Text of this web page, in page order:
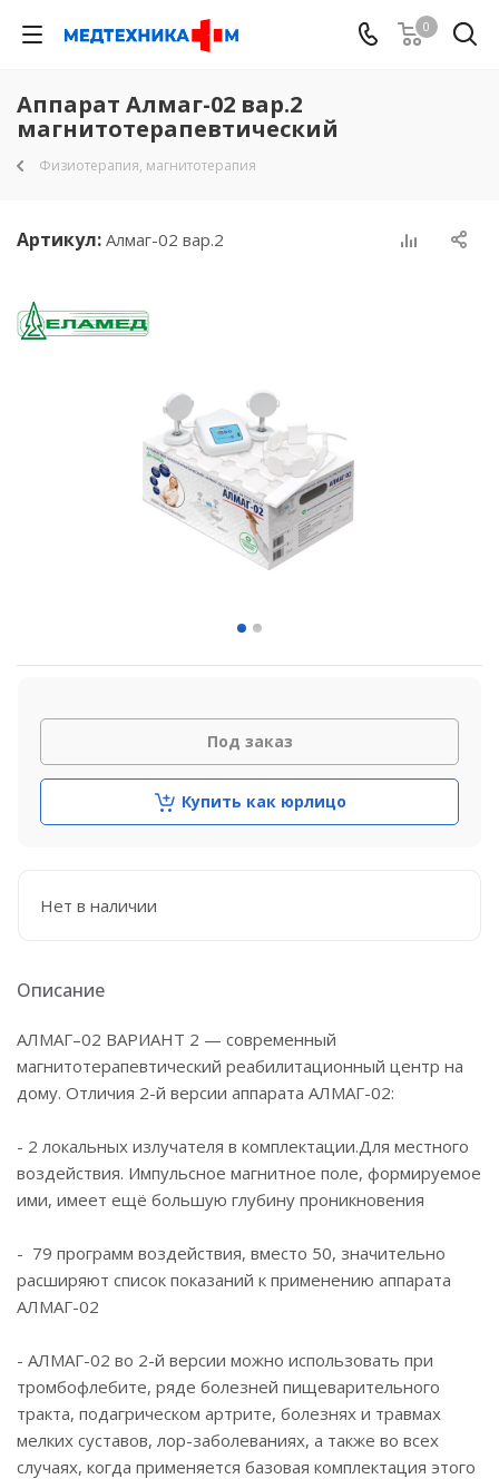
0
Аппарат Алмаг-02 вар.2
магнитотерапевтический
Физиотерапия, магнитотерапия
Артикул: Алмаг-02 вар.2
Под заказ
Купить как юрлицо
Нет в наличии
Описание
АЛМАГ–02 ВАРИАНТ 2 — современный
магнитотерапевтический реабилитационный центр на
дому. Отличия 2-й версии аппарата АЛМАГ-02:
- 2 локальных излучателя в комплектации.Для местного
воздействия. Импульсное магнитное поле, формируемое
ими, имеет ещё большую глубину проникновения
- 79 программ воздействия, вместо 50, значительно
расширяют список показаний к применению аппарата
АЛМАГ-02
- АЛМАГ-02 во 2-й версии можно использовать при
тромбофлебите, ряде болезней пищеварительного
тракта, подагрическом артрите, болезнях и травмах
мелких суставов, лор-заболеваниях, а также во всех
случаях, когда применяется базовая комплектация этого